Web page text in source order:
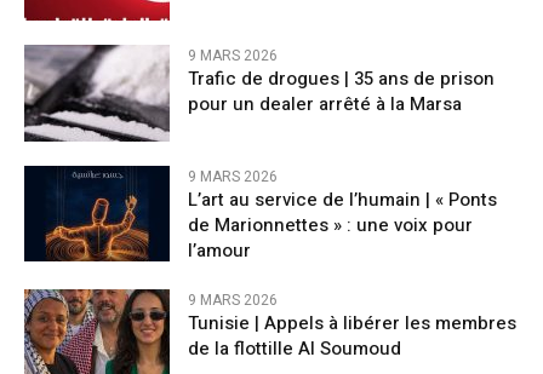
9 MARS 2026
Trafic de drogues | 35 ans de prison
pour un dealer arrêté à la Marsa
9 MARS 2026
L’art au service de l’humain | « Ponts
de Marionnettes » : une voix pour
l’amour
9 MARS 2026
Tunisie | Appels à libérer les membres
de la flottille Al Soumoud